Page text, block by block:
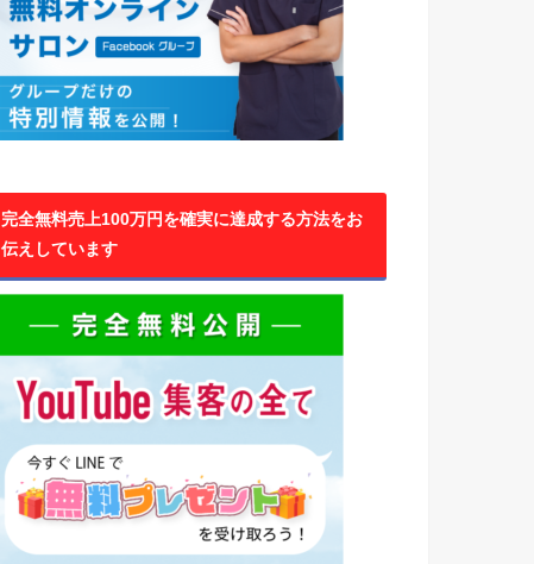
完全無料売上100万円を確実に達成する方法をお
伝えしています